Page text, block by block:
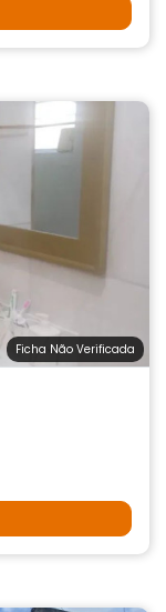
Ficha Não Verificada